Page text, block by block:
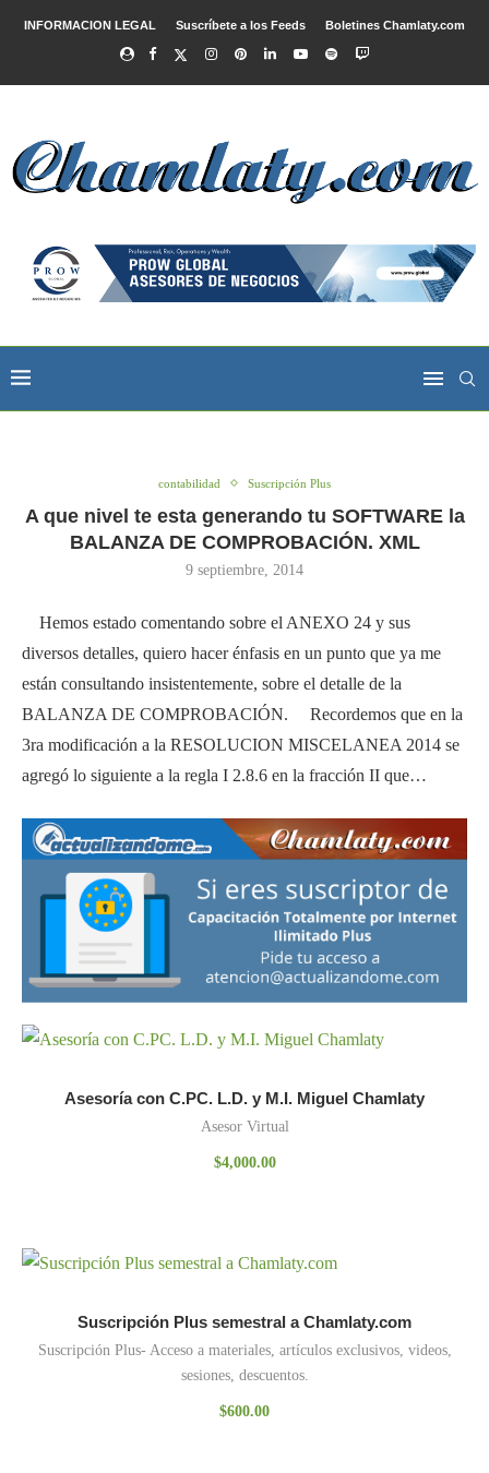
INFORMACION LEGAL Suscríbete a los Feeds Boletines Chamlaty.com
contabilidad Suscripción Plus
A que nivel te esta generando tu SOFTWARE la
BALANZA DE COMPROBACIÓN. XML
9 septiembre, 2014
Hemos estado comentando sobre el ANEXO 24 y sus
diversos detalles, quiero hacer énfasis en un punto que ya me
están consultando insistentemente, sobre el detalle de la
BALANZA DE COMPROBACIÓN. Recordemos que en la
3ra modificación a la RESOLUCION MISCELANEA 2014 se
agregó lo siguiente a la regla I 2.8.6 en la fracción II que…
Asesoría con C.PC. L.D. y M.I. Miguel Chamlaty
Asesor Virtual
$4,000.00
Suscripción Plus semestral a Chamlaty.com
Suscripción Plus- Acceso a materiales, artículos exclusivos, videos,
sesiones, descuentos.
$600.00